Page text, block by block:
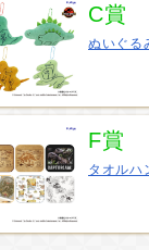
C賞
ぬいぐる
F賞
タオルハ